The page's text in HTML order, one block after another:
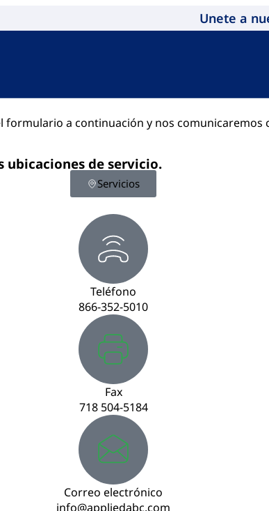
Unete a
a continuación y nos comunicaremos
ubicaciones de servicio.
Servicios
Teléfono
866-352-5010
Fax
718 504-5184
Correo electrónico
info@appliedabc.com